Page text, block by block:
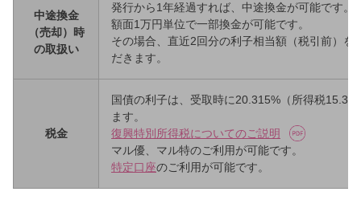
中途換金
（売却）時
の取扱い
発行から1年経過すれば、中途換金が可能です。
額面1万円単位で一部換金が可能です。
その場合、直近2回分の利子相当額（税引前）
だきます。
税金
国債の利子は、受取時に20.315%（所得税
ます。
復興特別所得税についてのご説明
マル優、マル特のご利用が可能です。
特定口座のご利用が可能です。